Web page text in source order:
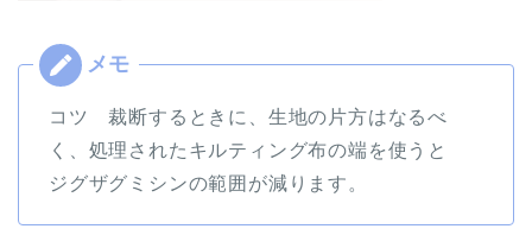
コツ 裁断するときに、生地の片方はなるべ
く、処理されたキルティング布の端を使うと
ジグザグミシンの範囲が減ります。